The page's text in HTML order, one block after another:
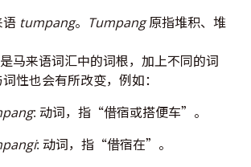
语 tumpang。 Tumpang原指堆积、堆
马来语词汇中的词根，加上不同的词
性也会有所改变，例如：
: 动词，指“借宿或搭便车”。
: 动词，指“借宿在”。